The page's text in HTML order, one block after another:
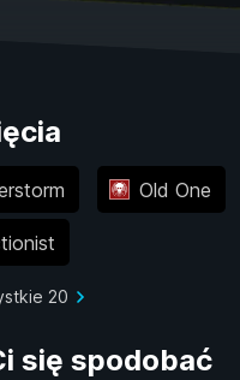
Old One
20
się spodobać